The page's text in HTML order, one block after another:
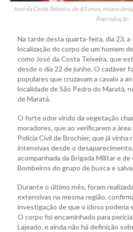
José da Costa Teixeira, de 63 anos, estava
Reprodução
Na tarde desta quarta-feira, dia 23, a
localização do corpo de um homem
como José da Costa Teixeira, que
desde o dia 22 de junho. O cadáver
populares que cruzavam a cavalo a
localidade de São Pedro do Maratá,
de Maratá.
O forte odor vindo da vegetação
moradores, que ao verificarem a área
Polícia Civil de Brochier, que já vinha
intensivas desde o
acompanhada da Brigada Militar e
Bombeiros do grupo de busca e
Durante o último mês, foram
extensivas na mesma região,
investigação de que o idoso poderia
O corpo foi encaminhado para
Lajeado, e ainda não há definição